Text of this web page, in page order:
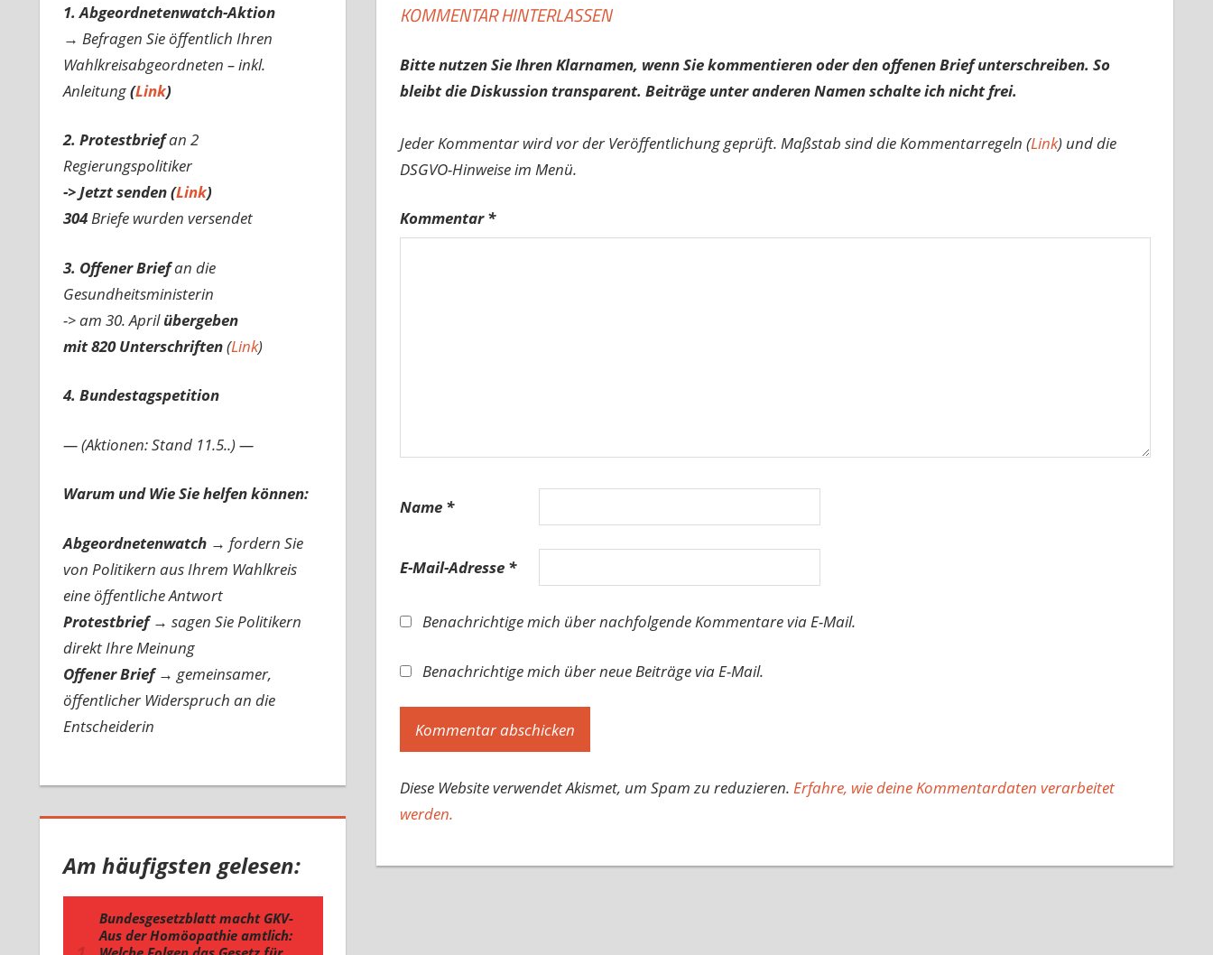
KOMMENTAR HINTERLASSEN
Bitte nutzen Sie Ihren Klarnamen, wenn Sie kommentieren oder den offenen Brief unterschreiben. So
bleibt die Diskussion transparent. Beiträge unter anderen Namen schalte ich nicht frei.
Jeder Kommentar wird vor der Veröffentlichung geprüft. Maßstab sind die Kommentarregeln (Link) und die
DSGVO-Hinweise im Menü.
Kommentar*
Name *
E-Mail-Adresse *
Benachrichtige mich über nachfolgende Kommentare via E-Mail.
Benachrichtige mich über neue Beiträge via E-Mail.
Diese Website verwendet Akismet, um Spam zu reduzieren. Erfahre, wie deine Kommentardaten verarbeitet
werden.
1. Abgeordnetenwatch-Aktion
→ Befragen Sie öffentlich Ihren
Wahlkreisabgeordneten – inkl.
Anleitung(Link)
2. Protestbriefan 2
Regierungspolitiker
-> Jetzt senden (Link)
304Briefe wurden versendet
3. Offener Briefan die
Gesundheitsministerin
-> am 30. Aprilübergeben
mit 820 Unterschriften(Link)
4. Bundestagspetition
— (Aktionen: Stand 11.5..) —
Warum und Wie Sie helfen können:
Abgeordnetenwatch → fordern Sie
von Politikern aus Ihrem Wahlkreis
eine öffentliche Antwort
Protestbrief → sagen Sie Politikern
direkt Ihre Meinung
Offener Brief → gemeinsamer,
öffentlicher Widerspruch an die
Entscheiderin
Am häufigsten gelesen: